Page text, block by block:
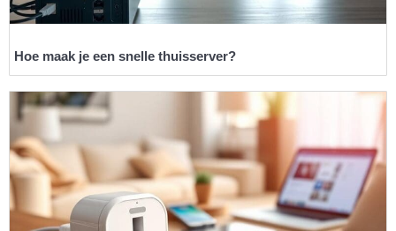
Hoe maak je een snelle thuisserver?